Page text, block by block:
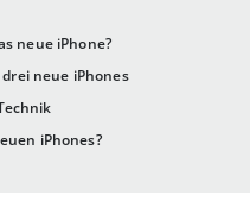
neue iPhone?
neue iPhones
iPhones?